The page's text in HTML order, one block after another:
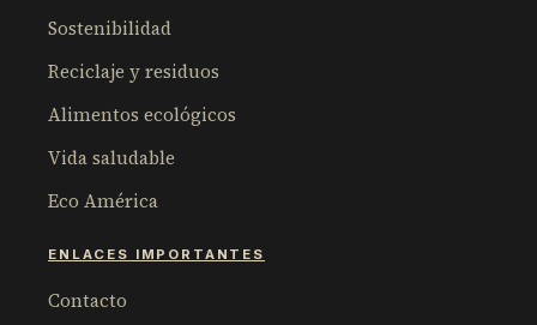
Sostenibilidad
Reciclaje y residuos
Alimentos ecológicos
Vida saludable
Eco América
ENLACES IMPORTANTES
Contacto